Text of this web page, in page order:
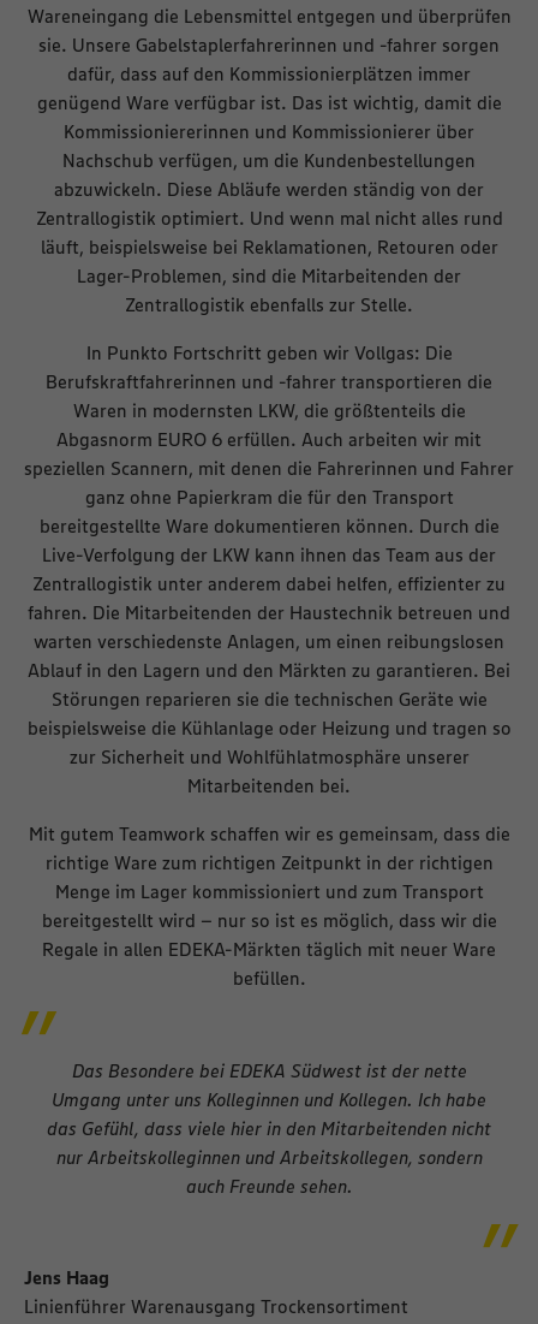
Wareneingang die Lebensmittel entgegen und überprüfen
sie. Unsere Gabelstaplerfahrerinnen und -fahrer sorgen
dafür, dass auf den Kommissionierplätzen immer
genügend Ware verfügbar ist. Das ist wichtig, damit die
Kommissioniererinnen und Kommissionierer über
Nachschub verfügen, um die Kundenbestellungen
abzuwickeln. Diese Abläufe werden ständig von der
Zentrallogistik optimiert. Und wenn mal nicht alles rund
läuft, beispielsweise bei Reklamationen, Retouren oder
Lager-Problemen, sind die Mitarbeitenden der
Zentrallogistik ebenfalls zur Stelle.
In Punkto Fortschritt geben wir Vollgas: Die
Berufskraftfahrerinnen und -fahrer transportieren die
Waren in modernsten LKW, die größtenteils die
Abgasnorm EURO 6 erfüllen. Auch arbeiten wir mit
speziellen Scannern, mit denen die Fahrerinnen und Fahrer
ganz ohne Papierkram die für den Transport
bereitgestellte Ware dokumentieren können. Durch die
Live-Verfolgung der LKW kann ihnen das Team aus der
Zentrallogistik unter anderem dabei helfen, effizienter zu
fahren. Die Mitarbeitenden der Haustechnik betreuen und
warten verschiedenste Anlagen, um einen reibungslosen
Ablauf in den Lagern und den Märkten zu garantieren. Bei
Störungen reparieren sie die technischen Geräte wie
beispielsweise die Kühlanlage oder Heizung und tragen so
zur Sicherheit und Wohlfühlatmosphäre unserer
Mitarbeitenden bei.
Mit gutem Teamwork schaffen wir es gemeinsam, dass die
richtige Ware zum richtigen Zeitpunkt in der richtigen
Menge im Lager kommissioniert und zum Transport
bereitgestellt wird – nur so ist es möglich, dass wir die
Regale in allen EDEKA-Märkten täglich mit neuer Ware
befüllen.
Das Besondere bei EDEKA Südwest ist der nette
Umgang unter uns Kolleginnen und Kollegen. Ich habe
das Gefühl, dass viele hier in den Mitarbeitenden nicht
nur Arbeitskolleginnen und Arbeitskollegen, sondern
auch Freunde sehen.
Jens Haag
Linienführer Warenausgang Trockensortiment